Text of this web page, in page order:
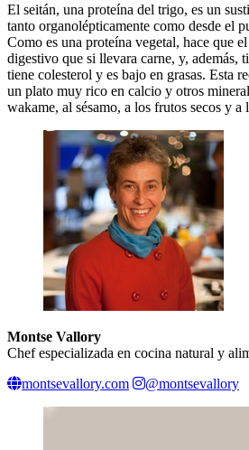
El seitán, una proteína del trigo, es un
tanto organolépticamente como desde el
Como es una proteína vegetal, hace que
digestivo que si llevara carne, y, además,
tiene colesterol y es bajo en grasas. Esta
un plato muy rico en calcio y otros
wakame, al sésamo, a los frutos secos y a
Montse Vallory
Chef especializada en cocina natural y
montsevallory.com
@montsevallory